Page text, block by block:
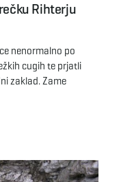
Rihterju
nenormalno po
cugih te prjatli
zaklad. Zame